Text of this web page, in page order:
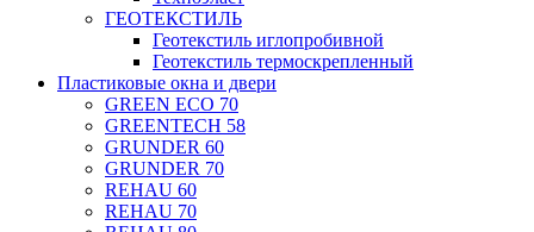
ГЕОТЕКСТИЛЬ
Геотекстиль иглопробивной
Геотекстиль термоскрепленный
Пластиковые окна и двери
GREEN ECO 70
GREENTECH 58
GRUNDER 60
GRUNDER 70
REHAU 60
REHAU 70